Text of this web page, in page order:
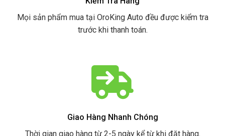
Mọi sản phẩm mua tại OroKing Auto đều được kiểm tra
trước khi thanh toán.
Giao Hàng Nhanh Chóng
Thời gian giao hàng từ 2-5 ngày kể từ khi đặt hàng.